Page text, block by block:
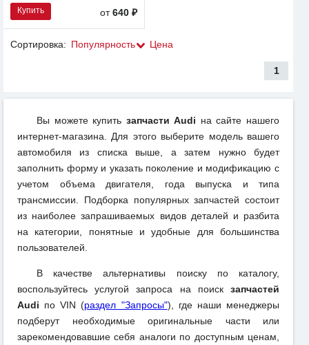
Купить от640 ₽
Сортировка: Популярность Цена
1
Вы можете купить запчасти Audi на сайте нашего
интернет-магазина. Для этого выберите модель вашего
автомобиля из списка выше, а затем нужно будет
заполнить форму и указать поколение и модификацию с
учетом объема двигателя, года выпуска и типа
трансмиссии. Подборка популярных запчастей состоит
из наиболее запрашиваемых видов деталей и разбита
на категории, понятные и удобные для большинства
пользователей.
В качестве альтернативы поиску по каталогу,
воспользуйтесь услугой запроса на поиск запчастей
Audi по VIN (раздел "Запросы"), где наши менеджеры
подберут необходимые оригинальные части или
зарекомендовавшие себя аналоги по доступным ценам,